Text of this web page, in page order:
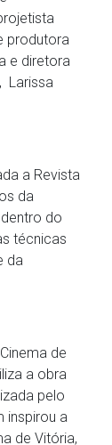
produtora
e diretora
Larissa
a Revista
da
do
técnicas
da
de
a obra
pelo
inspirou a
de Vitória,